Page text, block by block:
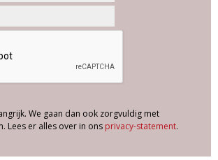
We gaan dan ook zorgvuldig met
Lees er alles over in ons privacy-statement.